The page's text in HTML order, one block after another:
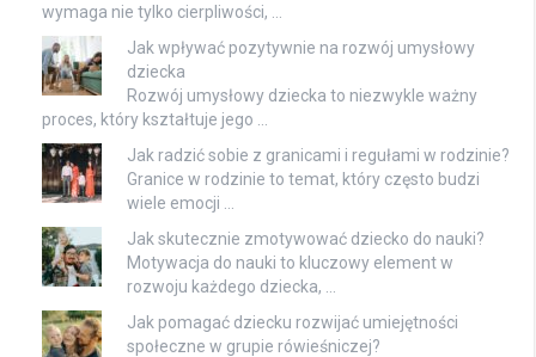
wymaga nie tylko cierpliwości, …
Jak wpływać pozytywnie na rozwój umysłowy
dziecka
Rozwój umysłowy dziecka to niezwykle ważny
proces, który kształtuje jego …
Jak radzić sobie z granicami i regułami w rodzinie?
Granice w rodzinie to temat, który często budzi
wiele emocji …
Jak skutecznie zmotywować dziecko do nauki?
Motywacja do nauki to kluczowy element w
rozwoju każdego dziecka, …
Jak pomagać dziecku rozwijać umiejętności
społeczne w grupie rówieśniczej?